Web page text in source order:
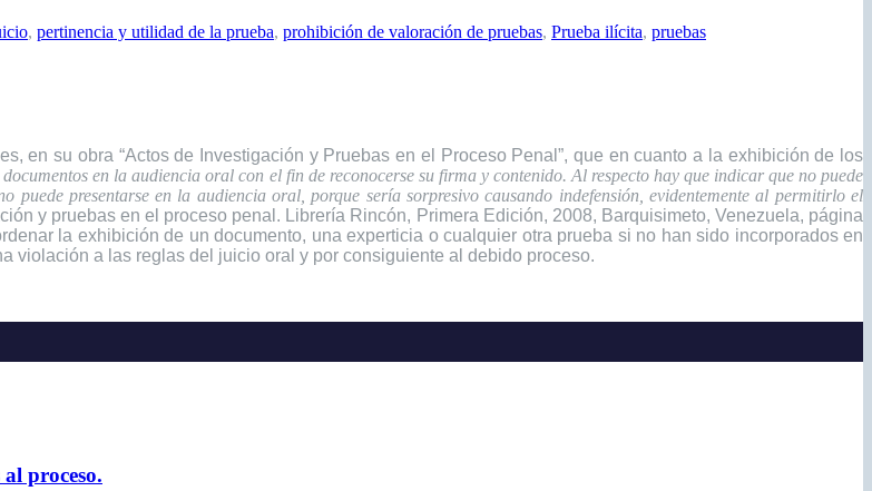
, pertinencia y utilidad de la prueba, prohibición de valoración de pruebas, Prueba ilícita, pruebas
en su obra “Actos de Investigación y Pruebas en el Proceso Penal”, que en cuanto a la exhibición de los
en la audiencia oral con el fin de reconocerse su firma y contenido. Al respecto hay que indicar que no puede
presentarse en la audiencia oral, porque sería sorpresivo causando indefensión, evidentemente al permitirlo el
y pruebas en el proceso penal. Librería Rincón, Primera Edición, 2008, Barquisimeto, Venezuela, página
la exhibición de un documento, una experticia o cualquier otra prueba si no han sido incorporados en
violación a las reglas del juicio oral y por consiguiente al debido proceso.
proceso.